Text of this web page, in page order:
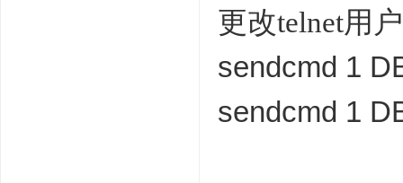
更改telnet用
sendcmd 1
sendcmd 1